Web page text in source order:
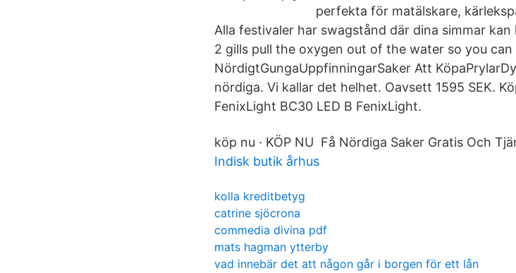
perfekta för matälskare,
Alla festivaler har swagstånd där dina simmar
2 gills pull the oxygen out of the water so you can
NördigtGungaUppfinningarSaker Att
nördiga. Vi kallar det helhet. Oavsett 1595 SEK.
FenixLight BC30 LED B FenixLight.
köp nu · KÖP NU Få Nördiga Saker Gratis Och
Indisk butik århus
kolla kreditbetyg
catrine sjöcrona
commedia divina pdf
mats hagman ytterby
vad innebär det att någon går i borgen för ett lån